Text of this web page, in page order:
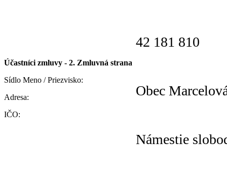
42 181 810
Účastníci zmluvy - 2. Zmluvná strana
Sídlo Meno / Priezvisko:
Adresa:
IČO:
Obec
Námestie